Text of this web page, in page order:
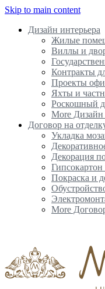
Skip to main content
Дизайн интерьера
Жилые
Виллы и
Контракты
Проекты
Яхты и
Роскошный
More Дизайн
Договор на
Укладка
Декорация
Покраска и
More